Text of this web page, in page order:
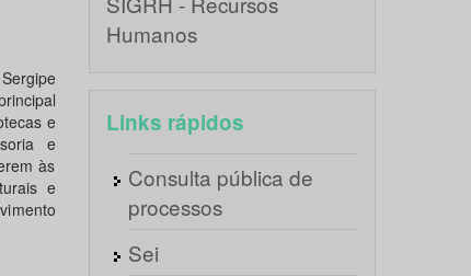
e
e
às
e
Humanos
Links rápidos
Consulta pública de
processos
Sei